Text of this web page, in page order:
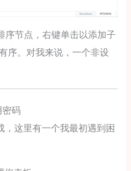
节点，右键单击以添加子
序。对我来说，一个非设
码
这里有一个我最初遇到困